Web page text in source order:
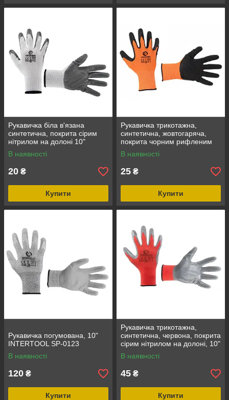
Рукавичка біла в'язана
синтетична, покрита сірим
нітрилом на долоні 10"
INTERTOOL SP-0112
В наявності
20 ₴
Купити
Рукавичка трикотажна,
синтетична, жовтогаряча,
покрита чорним рифленим
латексом, 10" INTERTOOL
SP-0121
В наявності
25 ₴
Купити
Рукавичка погумована, 10"
INTERTOOL SP-0123
В наявності
120 ₴
Купити
Рукавичка трикотажна,
синтетична, червона, покрита
сірим нітрилом на долоні, 10"
INTERTOOL SP-0124
В наявності
45 ₴
Купити